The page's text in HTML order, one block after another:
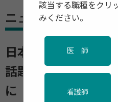
ニュース
日本の「インター
話題に 早歩きとゆ
に メンタルヘルス
該当する職種をクリ
みください。
医 師
看護師